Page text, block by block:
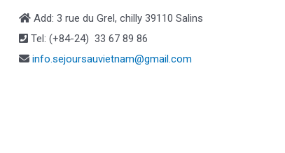
Add: 3 rue du Grel, chilly 39110 Salins
Tel: (+84-24) 33 67 89 86
info.sejoursauvietnam@gmail.com